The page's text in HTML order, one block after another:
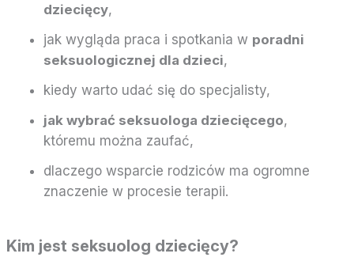
dziecięcy,
jak wygląda praca i spotkania w poradni
seksuologicznej dla dzieci,
kiedy warto udać się do specjalisty,
jak wybrać seksuologa dziecięcego,
któremu można zaufać,
dlaczego wsparcie rodziców ma ogromne
znaczenie w procesie terapii.
Kim jest seksuolog dziecięcy?